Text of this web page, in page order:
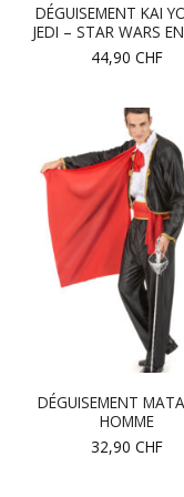
DÉGUISEMENT KAI
JEDI – STAR WARS
44,90 CHF
DÉGUISEMENT
HOMME
32,90 CHF